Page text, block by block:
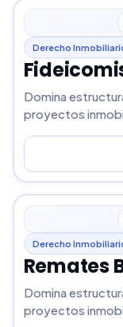
Derecho
Domina
proyectos
Derecho
Remates
Domina
proyectos